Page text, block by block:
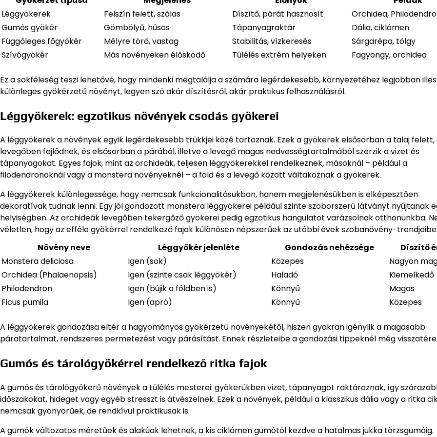
Léggyökerek
Felszín felett, szálas Díszítő, párát hasznosít
Orchidea,
Gumós gyökér
Gömbölyű, húsos Tápanyagraktár
Dália, ciklámen
Függőleges főgyökér
Mélyre törő, vastag Stabilitás, vízkeresés
Sárgarépa, tölgy
Szívógyökér
Más növényeken élősködő Túlélés extrém helyeken Fagyöngy, orchidea
Ez a sokféleség teszi lehetővé, hogy mindenki megtalálja a számára legérdekesebb, környezetéhez legjobban
különleges gyökérzetű növényt, legyen szó akár díszítésről, akár praktikus felhasználásról.
Léggyökerek: egzotikus növények csodás gyökerei
A léggyökerek a növények egyik legérdekesebb trükkjei közé tartoznak. Ezek a gyökerek elsősorban a talaj felett,
levegőben fejlődnek, és elsősorban a párából, illetve a levegő magas nedvességtartalmából szerzik a vizet és
tápanyagokat. Egyes fajok, mint az orchideák, teljesen léggyökerekkel rendelkeznek, másoknál – például a
filodendronoknál vagy a monstera növényeknél – a föld és a levegő között váltakoznak a gyökerek.
A léggyökerek különlegessége, hogy nemcsak funkcionalitásukban, hanem megjelenésükben is elképesztően
dekoratívak tudnak lenni. Egy jól gondozott monstera léggyökerei például szinte szoborszerű látványt nyújtanak
helyiségben. Az orchideák levegőben tekergőző gyökerei pedig egzotikus hangulatot varázsolnak otthonunkba.
véletlen, hogy az efféle gyökérrel rendelkező fajok különösen népszerűek az utóbbi évek szobanövény-
Növény neve
Léggyökér jelenléte Gondozás nehézsége
Díszítő
Monstera deliciosa
Igen (sok) Közepes
Nagyon
Orchidea (Phalaenopsis)
Igen (szinte csak léggyökér) Haladó
Kiemelkedő
Philodendron
Igen (bújik a földben is) Könnyű
Magas
Ficus pumila
Igen (apró) Könnyű Közepes
A léggyökerek gondozása eltér a hagyományos gyökérzetű növényekétől, hiszen gyakran igénylik a magasabb
páratartalmat, rendszeres permetezést vagy párásítást. Ennek részleteibe a gondozási tippeknél még
Gumós és tárológyökérrel rendelkező ritka fajok
A gumós és tárológyökerű növények a túlélés mesterei: gyökerükben vizet, tápanyagot raktároznak, így
időszakokat, hideget vagy egyéb stresszt is átvészelnek. Ezek a növények, például a klasszikus dália vagy a ritka
nemcsak gyönyörűek, de rendkívül praktikusak is.
A gumók változatos méretűek és alakúak lehetnek, a kis ciklámen gumótól kezdve a hatalmas jukka törzsgumóig.